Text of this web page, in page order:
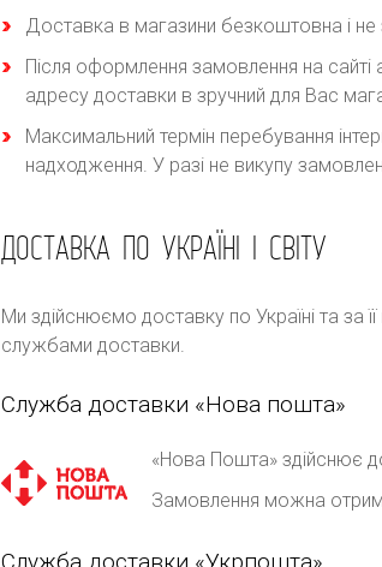
Доставка в магазини безкоштовна і
Після оформлення замовлення на
адресу доставки в зручний для Вас
Максимальний термін перебування
надходження. У разі не викупу
ДОСТАВКА ПО УКРАЇНІ І СВІТУ
Ми здійснюємо доставку по Україні та за
службами доставки.
Служба доставки «Нова пошта»
«Нова Пошта» здійснює
Замовлення можна